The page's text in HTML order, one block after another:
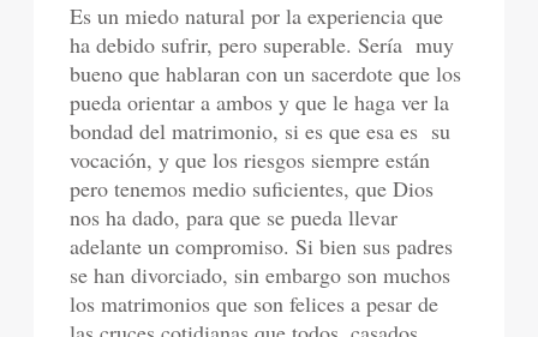
Es un miedo natural por la experiencia que
ha debido sufrir, pero superable. Sería muy
bueno que hablaran con un sacerdote que los
pueda orientar a ambos y que le haga ver la
bondad del matrimonio, si es que esa es su
vocación, y que los riesgos siempre están
pero tenemos medio suficientes, que Dios
nos ha dado, para que se pueda llevar
adelante un compromiso. Si bien sus padres
se han divorciado, sin embargo son muchos
los matrimonios que son felices a pesar de